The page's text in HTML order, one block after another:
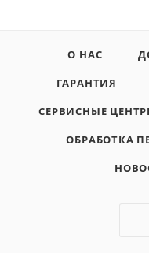
О НАС
ГАРАНТИЯ
СЕРВИСНЫЕ
ОБРАБОТКА